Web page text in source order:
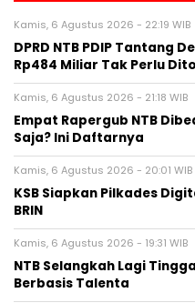
Kamis, 6 Agustus 2026 - 22:19 WIB
DPRD NTB PDIP Tantang
Rp484 Miliar Tak Perlu
Kamis, 6 Agustus 2026 - 21:18 WIB
Empat Rapergub NTB
Saja? Ini Daftarnya
Kamis, 6 Agustus 2026 - 20:01 WIB
KSB Siapkan Pilkades
BRIN
Kamis, 6 Agustus 2026 - 19:31 WIB
NTB Selangkah Lagi
Berbasis Talenta